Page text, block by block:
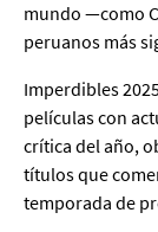
mundo —como
peruanos más
Imperdibles
películas con
crítica del año,
títulos que
temporada de